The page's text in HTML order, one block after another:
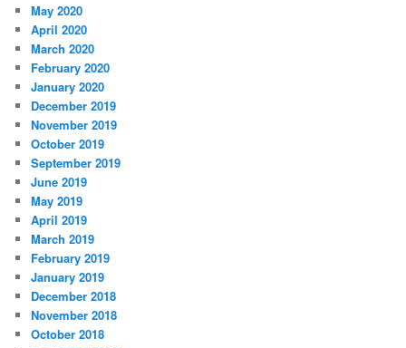
May 2020
April 2020
March 2020
February 2020
January 2020
December 2019
November 2019
October 2019
September 2019
June 2019
May 2019
April 2019
March 2019
February 2019
January 2019
December 2018
November 2018
October 2018